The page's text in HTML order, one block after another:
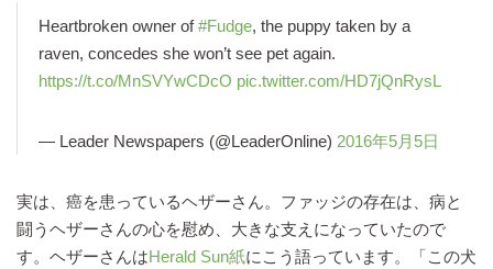
Heartbroken owner of#Fudge, the puppy taken by a
raven, concedes she won’t see pet again.
https://t.co/MnSVYwCDcO pic.twitter.com/HD7jQnRysL
— Leader Newspapers (@LeaderOnline) 2016年5月5日
実は、癌を患っているヘザーさん。ファッジの存在は、病と
闘うヘザーさんの心を慰め、大きな支えになっていたので
す。ヘザーさんはHerald Sun紙にこう語っています。「この犬